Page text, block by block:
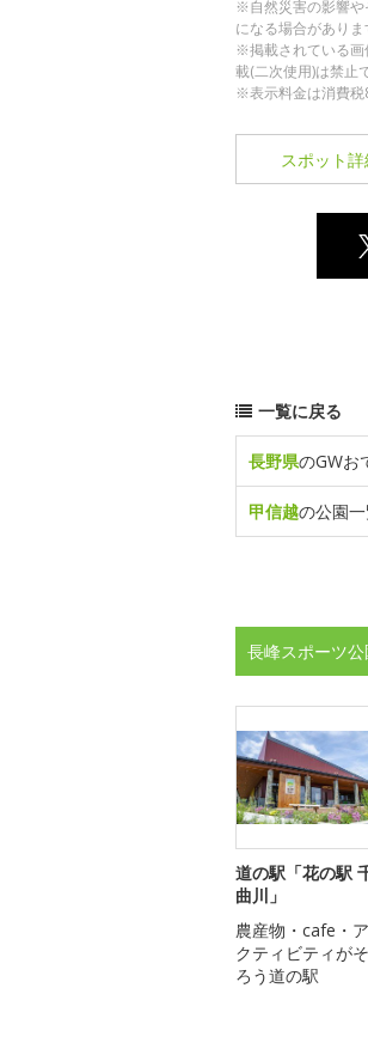
※自然災害の影響や
になる場合がありま
※掲載されている画
載(二次使用)は禁止
※表示料金は消費税
スポット詳
一覧に戻る
長野県のGWお
甲信越の公園
長峰スポーツ
道の駅「花の駅
曲川」
農産物・cafe・ア
クティビティがそ
ろう道の駅